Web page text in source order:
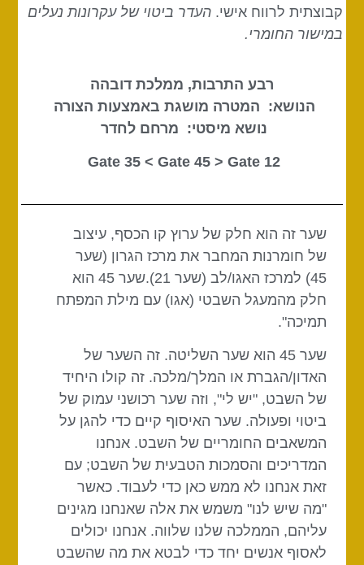
קבוצתית לרווח אישי.העדר ביטוי של עקרונות נעלים
במישור החומרי.
רבע התרבות, ממלכת דובהה
הנושא: המטרה מושגת באמצעות הצורה
נושא מיסטי: מרחם לחדר
12 Gate 35 <
Gate 45 > Gate
שער זה הוא חלק של ערוץ קו הכסף, עיצוב
של חומרנות המחבר את מרכז הגרון (שער
45) למרכז האגו/לב (שער 21).שער 45 הוא
חלק מהמעגל השבטי (אגו) עם מילת המפתח
תמיכה".
שער 45 הוא שער השליטה. זה השער של
האדון/הגברת או המלך/מלכה. זה קולו היחיד
של השבט, "יש לי", וזה שער רכושני עמוק של
ביטוי ופעולה. שער האיסוף קיים כדי להגן על
המשאבים החומריים של השבט. אנחנו
המדריכים והסמכות הטבעית של השבט; עם
זאת אנחנו לא ממש כאן כדי לעבוד. כאשר
"מה שיש לנו" משמש את אלה שאנחנו מגינים
עליהם, הממלכה שלנו שלווה. אנחנו יכולים
לאסוף אנשים יחד כדי לבטא את מה שהשבט